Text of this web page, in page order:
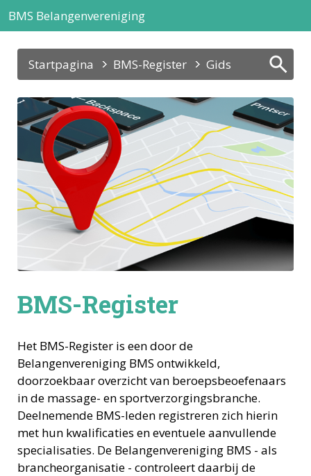
BMS Belangenvereniging
Startpagina BMS-Register Gids
BMS-Register
Het BMS-Register is een door de
Belangenvereniging BMS ontwikkeld,
doorzoekbaar overzicht van beroepsbeoefenaars
in de massage- en sportverzorgingsbranche.
Deelnemende BMS-leden registreren zich hierin
met hun kwalificaties en eventuele aanvullende
specialisaties. De Belangenvereniging BMS - als
brancheorganisatie - controleert daarbij de